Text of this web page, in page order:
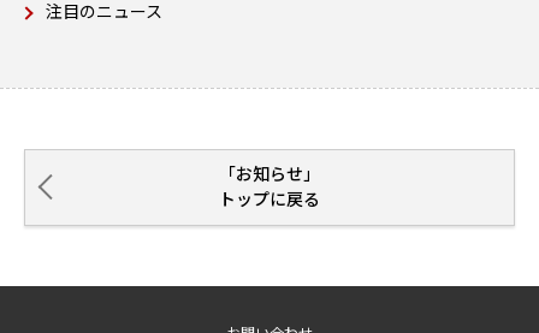
注目のニュース
「お知らせ」
トップに戻る